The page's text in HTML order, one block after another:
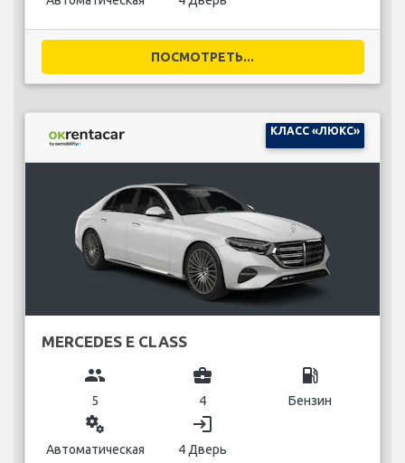
ПОСМОТРЕТЬ...
КЛАСС «ЛЮКС»
MERCEDES E CLASS
group
5
business_center
4
local_gas_station
Бензин
miscellaneous_services
Автоматическая
login
4 Дверь